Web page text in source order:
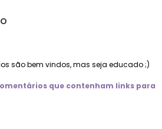
são bem vindos, mas seja educado ;)
que contenham links para